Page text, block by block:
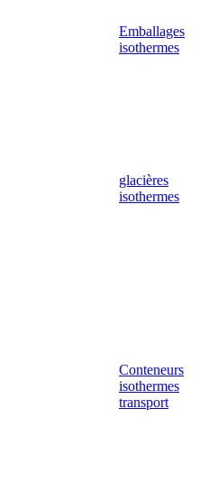
Emballages
isothermes
glacières
isothermes
Conteneurs
isothermes
transport